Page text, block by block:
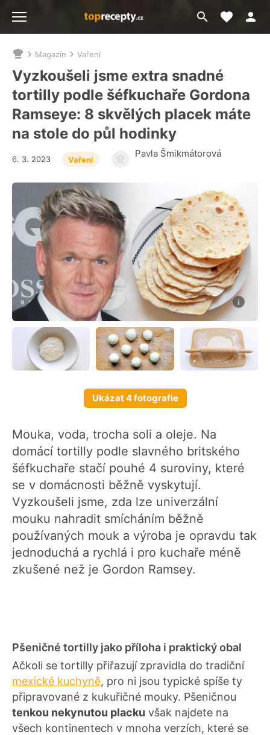
Přejít
na
Moje
Nacházíte
se
zde:
Magazín Vaření
Vyzkoušeli jsme extra snadné
tortilly podle šéfkuchaře Gordona
Ramseye: 8 skvělých placek máte
na stole do půl hodinky
Pavla Šmikmátorová
6. 3. 2023 Vaření
Ukázat 4 fotografie
Mouka, voda, trocha soli a oleje. Na
domácí tortilly podle slavného britského
šéfkuchaře stačí pouhé 4 suroviny, které
se v domácnosti běžně vyskytují.
Vyzkoušeli jsme, zda lze univerzální
mouku nahradit smícháním běžně
používaných mouk a výroba je opravdu tak
jednoduchá a rychlá i pro kuchaře méně
zkušené než je Gordon Ramsey.
Pšeničné tortilly jako příloha i praktický obal
Ačkoli se tortilly přiřazují zpravidla do tradiční
mexické kuchyně, pro ni jsou typické spíše ty
připravované z kukuřičné mouky. Pšeničnou
tenkou nekynutou placku však najdete na
všech kontinentech v mnoha verzích, které se